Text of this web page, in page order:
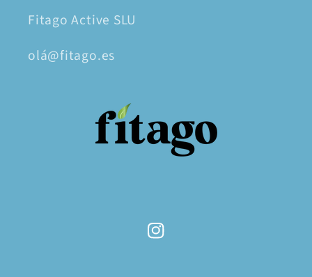
Fitago Active SLU
olá@fitago.es
Instagram